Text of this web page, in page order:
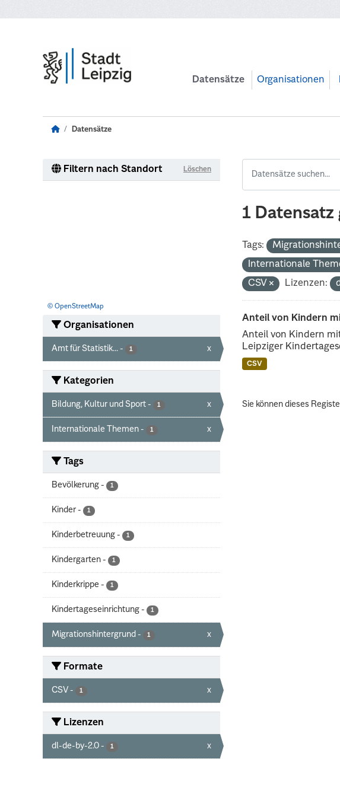
Datensätze Organisationen
Datensätze
Filtern nach Standort Löschen
© OpenStreetMap
Organisationen
Amt für Statistik... - 1 x
Kategorien
Bildung, Kultur und Sport - 1 x
Internationale Themen - 1 x
Tags
Bevölkerung - 1
Kinder - 1
Kinderbetreuung - 1
Kindergarten - 1
Kinderkrippe - 1
Kindertageseinrichtung - 1
Migrationshintergrund - 1 x
Formate
CSV - 1 x
Lizenzen
dl-de-by-2.0 - 1 x
1 Datensatz
Tags:
Internationale
CSV
Lizenzen:
Anteil von Kindern
Anteil von Kindern
Leipziger
CSV
Sie können dieses